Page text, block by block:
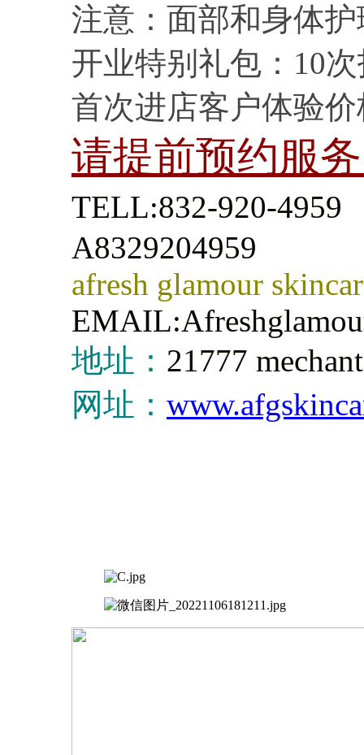
注意：面部和身体
开业特别礼包：10
首次进店客户体验
请提前预约服
TELL:832-920-4959
A8329204959
afresh glamour
地址： 21777
网址：